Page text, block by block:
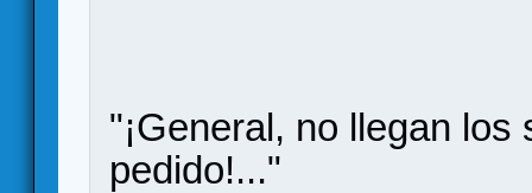
"¡General, no llegan
pedido!..."